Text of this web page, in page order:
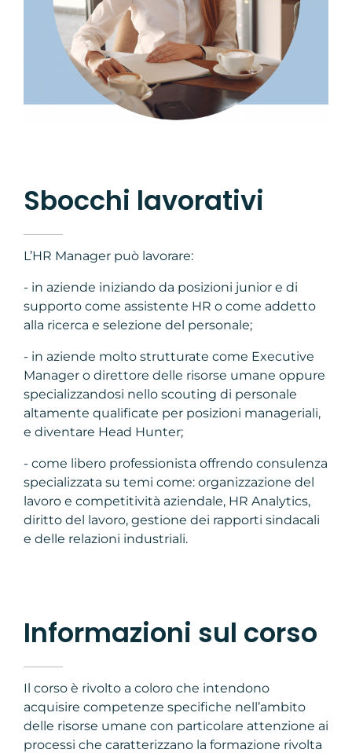
Sbocchi lavorativi
L’HR Manager può lavorare:
- in aziende iniziando da posizioni junior e di
supporto come assistente HR o come addetto
alla ricerca e selezione del personale;
- in aziende molto strutturate come Executive
Manager o direttore delle risorse umane oppure
specializzandosi nello scouting di personale
altamente qualificate per posizioni manageriali,
e diventare Head Hunter;
- come libero professionista offrendo consulenza
specializzata su temi come: organizzazione del
lavoro e competitività aziendale, HR Analytics,
diritto del lavoro, gestione dei rapporti sindacali
e delle relazioni industriali.
Informazioni sul corso
Il corso è rivolto a coloro che intendono
acquisire competenze specifiche nell’ambito
delle risorse umane con particolare attenzione ai
processi che caratterizzano la formazione rivolta